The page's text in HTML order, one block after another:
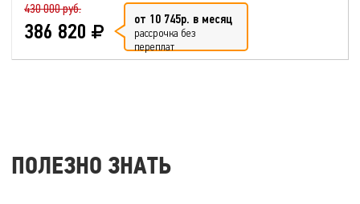
430 000 руб.
386 820 от 10 745р. в месяц
рассрочка без
переплат
ПОЛЕЗНО ЗНАТЬ